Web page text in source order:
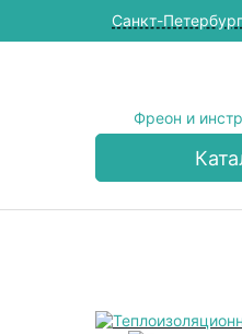
Cанкт-Петербург
Фреон и